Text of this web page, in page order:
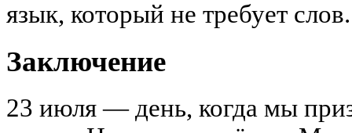
язык, который не требует слов.
Заключение
23 июля — день, когда мы